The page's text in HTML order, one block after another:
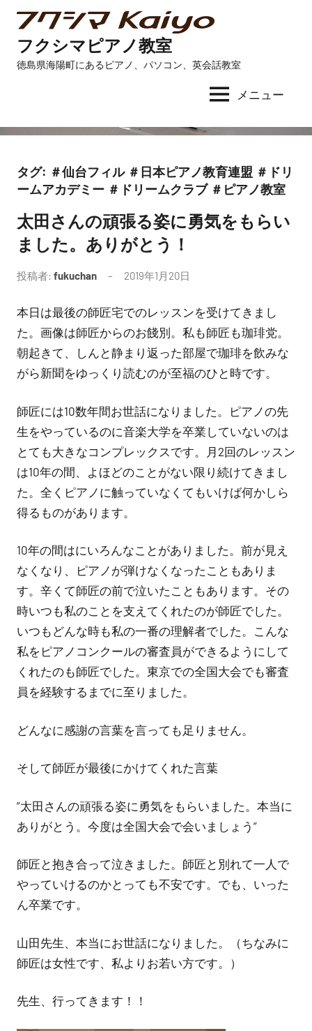
ス
フクシマピアノ教室
徳島県海陽町にあるピアノ、パソコン、英会話教室
メニュー
タグ: ＃仙台フィル ＃日本ピアノ教育連盟 ＃ドリ
ームアカデミー ＃ドリームクラブ ＃ピアノ教室
未
分
類
太田さんの頑張る姿に勇気をもらい
ました。ありがとう！
投稿者: fukuchan 2019年1月20日
ン
ト
は
あ
せ
ん
本日は最後の師匠宅でのレッスンを受けてきまし
た。画像は師匠からのお餞別。私も師匠も珈琲党。
朝起きて、しんと静まり返った部屋で珈琲を飲みな
がら新聞をゆっくり読むのが至福のひと時です。
師匠には10数年間お世話になりました。ピアノの先
生をやっているのに音楽大学を卒業していないのは
とても大きなコンプレックスです。月2回のレッスン
は10年の間、よほどのことがない限り続けてきまし
た。全くピアノに触っていなくてもいけば何かしら
得るものがあります。
10年の間はにいろんなことがありました。前が見え
なくなり、ピアノが弾けなくなったこともありま
す。辛くて師匠の前で泣いたこともあります。その
時いつも私のことを支えてくれたのが師匠でした。
いつもどんな時も私の一番の理解者でした。こんな
私をピアノコンクールの審査員ができるようにして
くれたのも師匠でした。東京での全国大会でも審査
員を経験するまでに至りました。
どんなに感謝の言葉を言っても足りません。
そして師匠が最後にかけてくれた言葉
”太田さんの頑張る姿に勇気をもらいました。本当に
ありがとう。今度は全国大会で会いましょう”
師匠と抱き合って泣きました。師匠と別れて一人で
やっていけるのかとっても不安です。でも、いった
ん卒業です。
山田先生、本当にお世話になりました。（ちなみに
師匠は女性です、私よりお若い方です。）
先生、行ってきます！！